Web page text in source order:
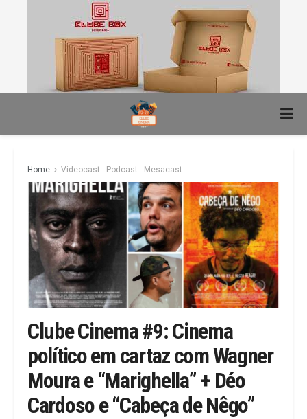
Home Videocast - Podcast - Mesacast
Clube Cinema #9: Cinema
político em cartaz com Wagner
Moura e “Marighella” + Déo
Cardoso e “Cabeça de Nêgo”